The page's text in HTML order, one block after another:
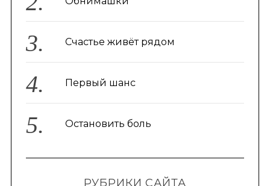
Счастье живёт рядом
Первый шанс
Остановить боль
РУБРИКИ САЙТА